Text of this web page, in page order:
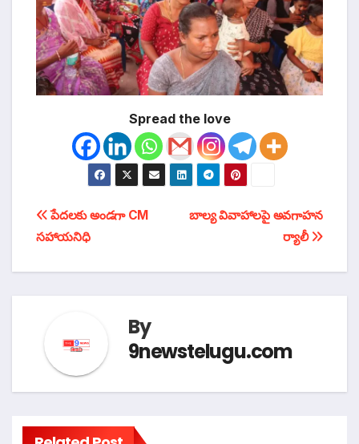
Spread the love
టపా
నావిగేషన్
బాల్య వివాహాలపై అవగాహన
ర్యాలీ
పేదలకు అండగా CM
సహాయనిధి
By
9newstelugu.com